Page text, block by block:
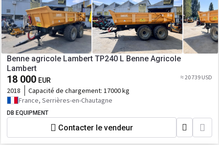
Benne agricole Lambert TP240 L Benne Agricole
Lambert
18 000 EUR ≈ 20 739 USD
2018 Capacité de chargement: 17000 kg
France, Serrières-en-Chautagne
DB EQUIPMENT
Contacter le vendeur